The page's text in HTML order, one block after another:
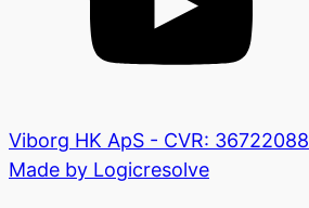
Viborg HK ApS - CVR: 36722088
Made by Logicresolve